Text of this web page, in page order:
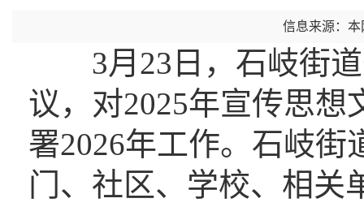
信息来源：本
3月23日，石岐街道
议，对2025年宣传思
署2026年工作。石岐
门、社区、学校、相关